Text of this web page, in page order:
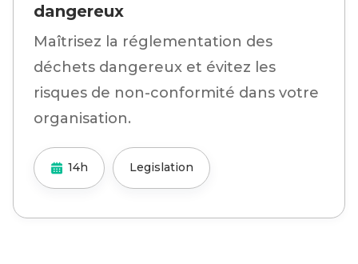
dangereux
Maîtrisez la réglementation des
déchets dangereux et évitez les
risques de non-conformité dans votre
organisation.
14h Legislation